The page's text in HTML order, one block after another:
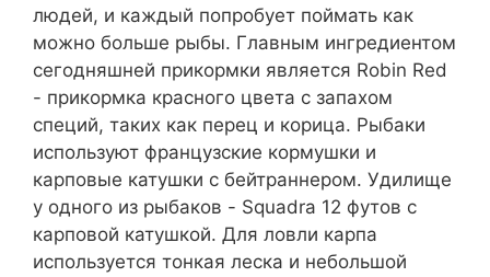
людей, и каждый попробует поймать как
можно больше рыбы. Главным ингредиентом
сегодняшней прикормки является Robin Red
- прикормка красного цвета с запахом
специй, таких как перец и корица. Рыбаки
используют французские кормушки и
карповые катушки с бейтраннером. Удилище
у одного из рыбаков - Squadra 12 футов с
карповой катушкой. Для ловли карпа
используется тонкая леска и небольшой